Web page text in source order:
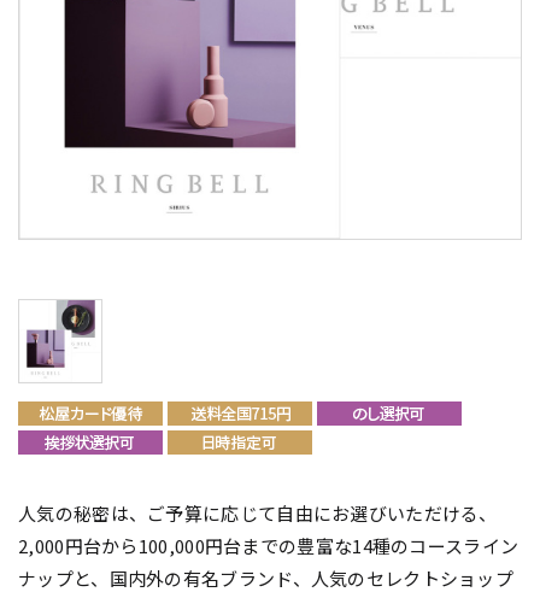
人気の秘密は、ご予算に応じて自由にお選びいただける、
2,000円台から100,000円台までの豊富な14種のコースライン
ナップと、国内外の有名ブランド、人気のセレクトショップ